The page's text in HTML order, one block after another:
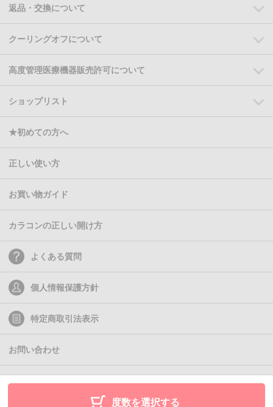
度数を選択する
返品・交換について
クーリングオフについて
高度管理医療機器販売許可について
ショップリスト
★初めての方へ
正しい使い方
お買い物ガイド
カラコンの正しい開け方
よくある質問
個人情報保護方針
特定商取引法表示
お問い合わせ
(C)2011- Queen Eyes